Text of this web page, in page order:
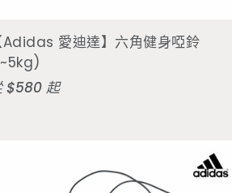
選擇選項
Adidas 愛迪達】六角健身啞鈴
$580 起